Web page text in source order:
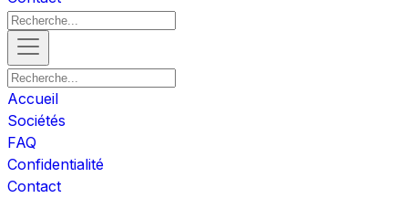
Accueil
Sociétés
FAQ
Confidentialité
Contact